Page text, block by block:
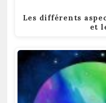
Les différents
et